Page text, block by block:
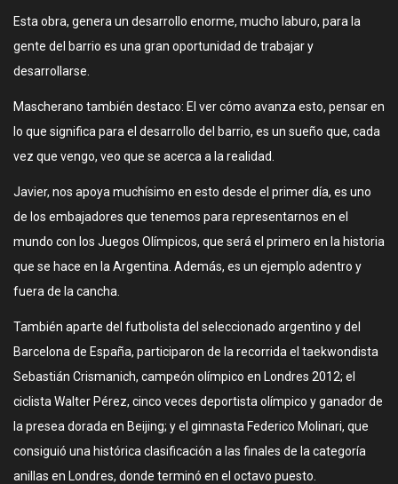
Esta obra, genera un desarrollo enorme, mucho laburo, para la
gente del barrio es una gran oportunidad de trabajar y
desarrollarse.
Mascherano también destaco: El ver cómo avanza esto, pensar en
lo que significa para el desarrollo del barrio, es un sueño que, cada
vez que vengo, veo que se acerca a la realidad.
Javier, nos apoya muchísimo en esto desde el primer día, es uno
de los embajadores que tenemos para representarnos en el
mundo con los Juegos Olímpicos, que será el primero en la historia
que se hace en la Argentina. Además, es un ejemplo adentro y
fuera de la cancha.
También aparte del futbolista del seleccionado argentino y del
Barcelona de España, participaron de la recorrida el taekwondista
Sebastián Crismanich, campeón olímpico en Londres 2012; el
ciclista Walter Pérez, cinco veces deportista olímpico y ganador de
la presea dorada en Beijing; y el gimnasta Federico Molinari, que
consiguió una histórica clasificación a las finales de la categoría
anillas en Londres, donde terminó en el octavo puesto.